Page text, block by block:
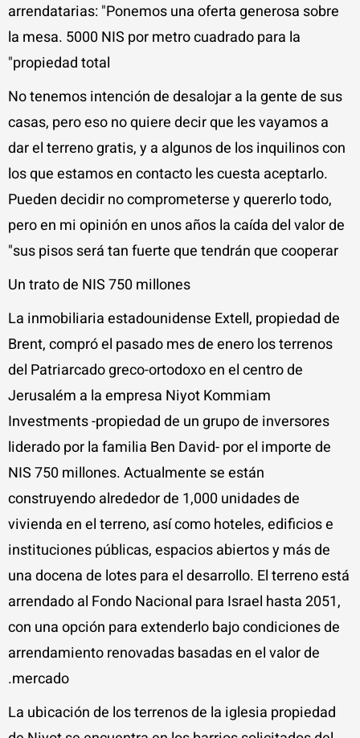
arrendatarias: "Ponemos una oferta generosa sobre
la mesa. 5000 NIS por metro cuadrado para la
propiedad total"
No tenemos intención de desalojar a la gente de sus
casas, pero eso no quiere decir que les vayamos a
dar el terreno gratis, y a algunos de los inquilinos con
los que estamos en contacto les cuesta aceptarlo.
Pueden decidir no comprometerse y quererlo todo,
pero en mi opinión en unos años la caída del valor de
sus pisos será tan fuerte que tendrán que cooperar"
Un trato de NIS 750 millones
La inmobiliaria estadounidense Extell, propiedad de
Brent, compró el pasado mes de enero los terrenos
del Patriarcado greco-ortodoxo en el centro de
Jerusalém a la empresa Niyot Kommiam
Investments -propiedad de un grupo de inversores
liderado por la familia Ben David- por el importe de
NIS 750 millones. Actualmente se están
construyendo alrededor de 1,000 unidades de
vivienda en el terreno, así como hoteles, edificios e
instituciones públicas, espacios abiertos y más de
una docena de lotes para el desarrollo. El terreno está
arrendado al Fondo Nacional para Israel hasta 2051,
con una opción para extenderlo bajo condiciones de
arrendamiento renovadas basadas en el valor de
mercado.
La ubicación de los terrenos de la iglesia propiedad